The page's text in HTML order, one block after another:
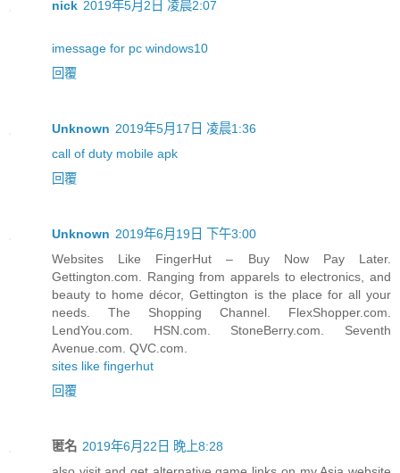
nick 2019年5月2日 凌晨2:07
imessage for pc windows10
回覆
Unknown 2019年5月17日 凌晨1:36
call of duty mobile apk
回覆
Unknown 2019年6月19日 下午3:00
Websites Like FingerHut – Buy Now Pay Later.
Gettington.com. Ranging from apparels to electronics, and
beauty to home décor, Gettington is the place for all your
needs. The Shopping Channel. FlexShopper.com.
LendYou.com. HSN.com. StoneBerry.com. Seventh
Avenue.com. QVC.com.
sites like fingerhut
回覆
匿名 2019年6月22日 晚上8:28